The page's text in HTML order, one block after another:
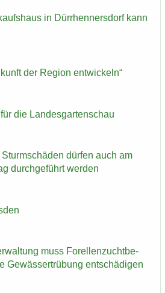
in Dürr­hen­ners­dorf kann
der Re­gi­on ent­wi­ckeln“
die Lan­des­gar­ten­schau
dür­fen auch am
durch­ge­führt wer­den
muss Fo­rel­len­zucht­be­
Ge­wäs­ser­trü­bung ent­schä­di­gen